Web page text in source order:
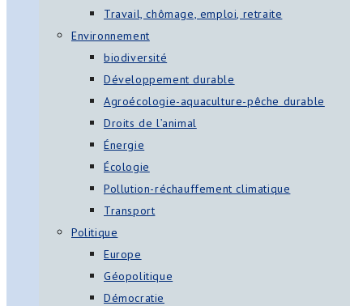
Travail, chômage, emploi, retraite
Environnement
biodiversité
Développement durable
Agroécologie-aquaculture-pêche durable
Droits de l’animal
Énergie
Écologie
Pollution-réchauffement climatique
Transport
Politique
Europe
Géopolitique
Démocratie